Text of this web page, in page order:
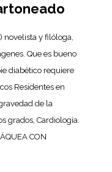
novelista y filóloga,
Que es bueno
diabético requiere
Residentes en
de la
grados, Cardiología.
CON